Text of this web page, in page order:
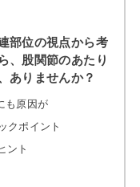
部位の視点から考
、股関節のあたり
ありませんか？
も原因が
クポイント
ント